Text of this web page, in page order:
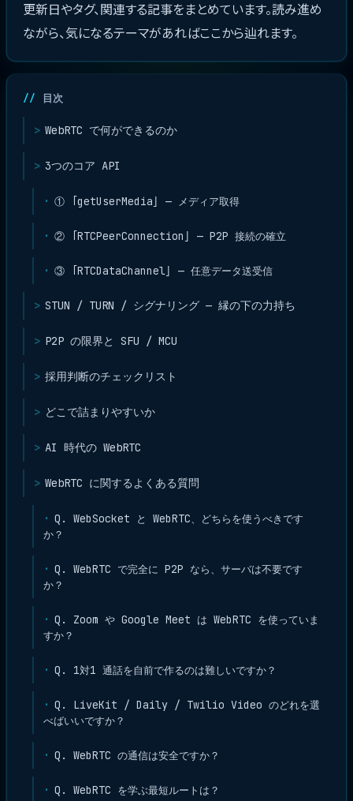
更新日やタグ、関連する記事をまとめています。読み進め
ながら、気になるテーマがあればここから辿れます。
目次
WebRTC で何ができるのか
3つのコア API
① 「getUserMedia」 — メディア取得
② 「RTCPeerConnection」 — P2P 接続の確立
③ 「RTCDataChannel」 — 任意データ送受信
STUN / TURN / シグナリング — 縁の下の力持ち
P2P の限界と SFU / MCU
採用判断のチェックリスト
どこで詰まりやすいか
AI 時代の WebRTC
WebRTC に関するよくある質問
Q. WebSocket と WebRTC、どちらを使うべきです
か？
Q. WebRTC で完全に P2P なら、サーバは不要です
か？
Q. Zoom や Google Meet は WebRTC を使っていま
すか？
Q. 1対1 通話を自前で作るのは難しいですか？
Q. LiveKit / Daily / Twilio Video のどれを選
べばいいですか？
Q. WebRTC の通信は安全ですか？
Q. WebRTC を学ぶ最短ルートは？